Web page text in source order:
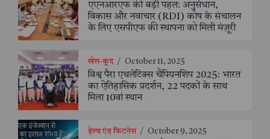
एएनआरएफ की बड़ी पहल: अनुसंधान,
विकास और नवाचार (RDI) कोष के संचालन
के लिए एसपीएफ की स्थापना को मिली मंज़ूरी
खेल-कूद / October 11, 2025
विश्व पैरा एथलेटिक्स चैंपियनशिप 2025: भारत
का ऐतिहासिक प्रदर्शन, 22 पदकों के साथ
मिला 10वां स्थान
हेल्थ एंड फिटनेस / October 9, 2025